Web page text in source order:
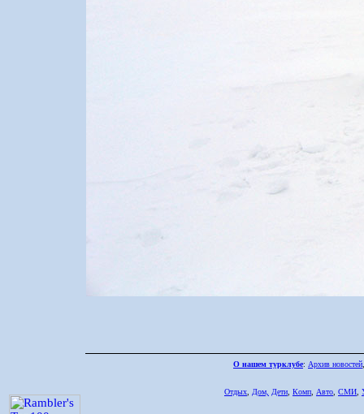
О нашем турклубе: Архив новостей
Отдых Дом, Дети Комп Авто СМИ